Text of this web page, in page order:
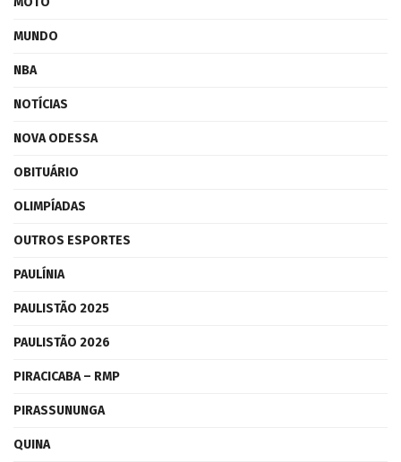
MUNDO
NBA
NOTÍCIAS
NOVA ODESSA
OBITUÁRIO
OLIMPÍADAS
OUTROS ESPORTES
PAULÍNIA
PAULISTÃO 2025
PAULISTÃO 2026
PIRACICABA – RMP
PIRASSUNUNGA
QUINA